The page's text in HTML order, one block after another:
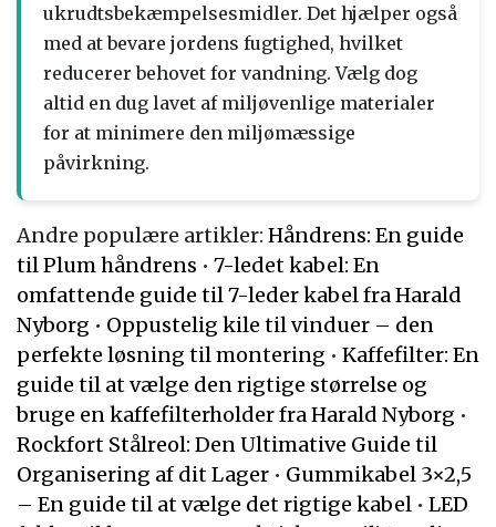
ukrudtsbekæmpelsesmidler. Det hjælper også
med at bevare jordens fugtighed, hvilket
reducerer behovet for vandning. Vælg dog
altid en dug lavet af miljøvenlige materialer
for at minimere den miljømæssige
påvirkning.
Andre populære artikler: Håndrens: En guide
til Plum håndrens • 7-ledet kabel: En
omfattende guide til 7-leder kabel fra Harald
Nyborg • Oppustelig kile til vinduer – den
perfekte løsning til montering • Kaffefilter: En
guide til at vælge den rigtige størrelse og
bruge en kaffefilterholder fra Harald Nyborg •
Rockfort Stålreol: Den Ultimative Guide til
Organisering af dit Lager • Gummikabel 3×2,5
– En guide til at vælge det rigtige kabel • LED